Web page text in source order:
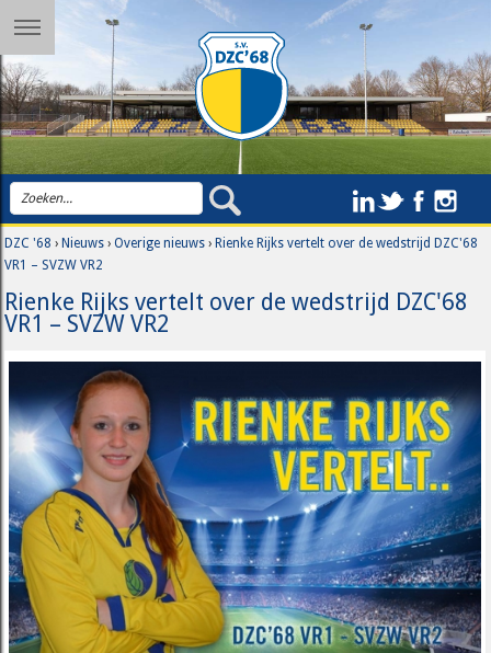
DZC '68 ›Nieuws ›Overige nieuws ›Rienke Rijks vertelt over de wedstrijd DZC'68
VR1 – SVZW VR2
Rienke Rijks vertelt over de wedstrijd DZC'68
VR1 – SVZW VR2